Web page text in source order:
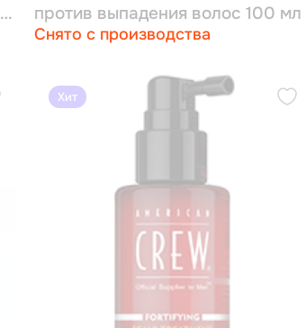
против выпадения волос 100 мл
Снято с производства
Хит